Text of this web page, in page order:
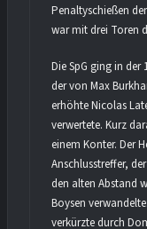
Penaltyschießen
war mit drei Toren
Die SpG ging in der
der von Max
erhöhte Nicolas
verwertete. Kurz
einem Konter. Der
Anschlusstreffer,
den alten Abstand
Boysen
verkürzte durch